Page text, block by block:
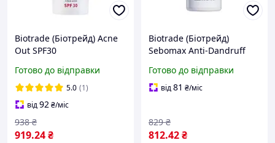
Biotrade (Біотрейд) Acne
Out SPF30
для обличчя зі шкірою з
видимими дефектами та
плямами постакне, 30 мл
Готово до відправки
5.0 (1)
від92₴/міс
919.24₴
938 ₴
Biotrade (Біотрейд)
Sebomax Anti-Dandruff
лупи та себорейного
дерматиту, 100 мл
Готово до відправки
від81 ₴/міс
812.42₴
829 ₴